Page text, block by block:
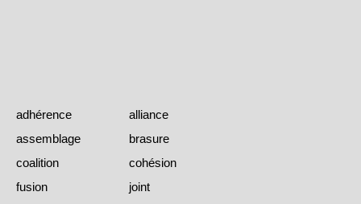
adhérence
alliance
assemblage
brasure
coalition
cohésion
fusion
joint